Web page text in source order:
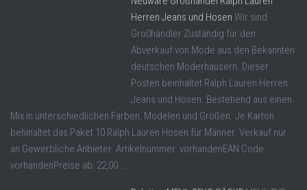
Herren Jeans und Hosen Wir sind
Gro0händler Zuständig für den
Abverkauf von Mode aus den Bekannten
deutschen Moderhäusern. Dieser
Posten beinhaltet Ralph Lauren Herren
Jeans und Hosen. Bestehend aus einen
Mix in unterschiedlichen Farben, Modelen und Größen. Je Karton
behinaltet das Paket 10 Ralph Lauren Hosen für Männer. Verkauf nur
an Gewerbliche Anbieter. Artikelnummer: vorhandenEAN Code
vorhandenPreise ab: 22,00 ...